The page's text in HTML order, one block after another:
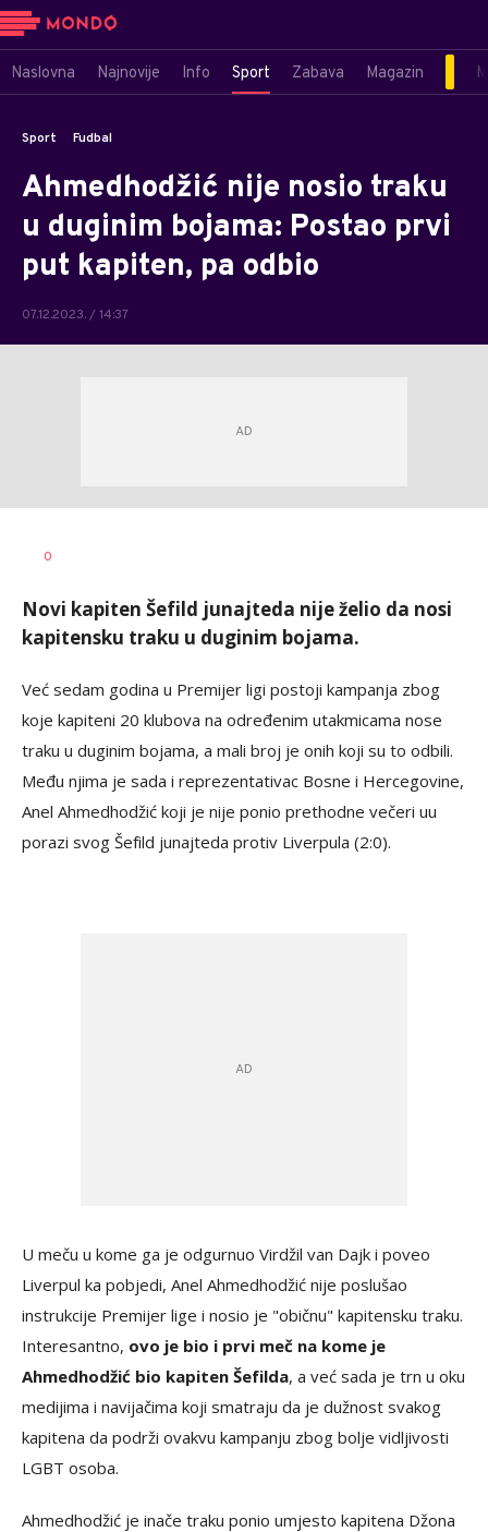
Naslovna Najnovije Info Sport Zabava Magazin
Sport Fudbal
Ahmedhodžić nije nosio traku
u duginim bojama: Postao prvi
put kapiten, pa odbio
07.12.2023. / 14:37
0
Novi kapiten Šefild junajteda nije želio da nosi
kapitensku traku u duginim bojama.
Već sedam godina u Premijer ligi postoji kampanja zbog
koje kapiteni 20 klubova na određenim utakmicama nose
traku u duginim bojama, a mali broj je onih koji su to odbili.
Među njima je sada i reprezentativac Bosne i Hercegovine,
Anel Ahmedhodžić koji je nije ponio prethodne večeri uu
porazi svog Šefild junajteda protiv Liverpula (2:0).
U meču u kome ga je odgurnuo Virdžil van Dajk i poveo
Liverpul ka pobjedi, Anel Ahmedhodžić nije poslušao
instrukcije Premijer lige i nosio je "običnu" kapitensku traku.
Interesantno, ovo je bio i prvi meč na kome je
Ahmedhodžić bio kapiten Šefilda, a već sada je trn u oku
medijima i navijačima koji smatraju da je dužnost svakog
kapitena da podrži ovakvu kampanju zbog bolje vidljivosti
LGBT osoba.
Ahmedhodžić je inače traku ponio umjesto kapitena Džona